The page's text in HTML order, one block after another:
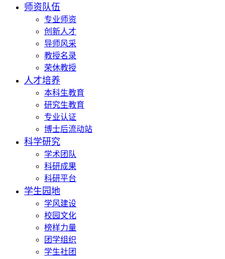
师资队伍
专业师资
创新人才
导师风采
教授名录
荣休教授
人才培养
本科生教育
研究生教育
专业认证
博士后流动站
科学研究
学术团队
科研成果
科研平台
学生园地
学风建设
校园文化
榜样力量
团学组织
学生社团